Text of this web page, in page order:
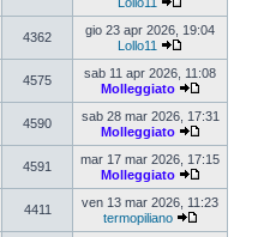
4362
gio 23 apr 2026, 19:04
Lollo11
4575
sab 11 apr 2026, 11:08
Molleggiato
4590
sab 28 mar 2026, 17:31
Molleggiato
4591
mar 17 mar 2026, 17:15
Molleggiato
4411
ven 13 mar 2026, 11:23
termopiliano